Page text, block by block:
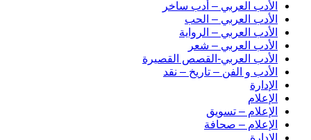
الأدب العربي – أدب ساخر
الأدب العربي – الحب
الأدب العربي – الرواية
الأدب العربي – شعر
الأدب العربي-القصص القصيرة
الأدب و الفن – تاريخ – نقد
الإدارة
الإعلام
الإعلام – تسويق
الإعلام – صحافة